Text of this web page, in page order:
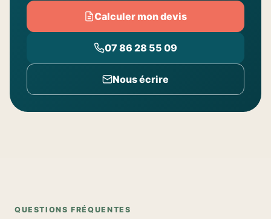
Calculer mon devis
07 86 28 55 09
Nous écrire
QUESTIONS FRÉQUENTES